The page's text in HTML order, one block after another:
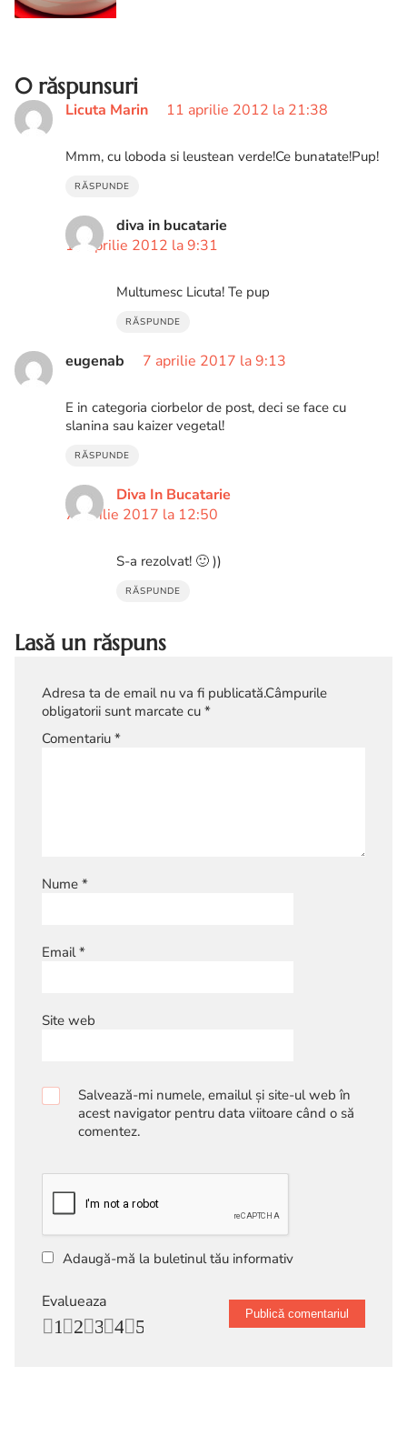
0 răspunsuri
Licuta Marin 11 aprilie 2012 la 21:38
Mmm, cu loboda si leustean verde!Ce bunatate!Pup!
RĂSPUNDE
diva in bucatarie
12 aprilie 2012 la 9:31
Multumesc Licuta! Te pup
RĂSPUNDE
eugenab 7 aprilie 2017 la 9:13
E in categoria ciorbelor de post, deci se face cu
slanina sau kaizer vegetal!
RĂSPUNDE
Diva In Bucatarie
7 aprilie 2017 la 12:50
S-a rezolvat! 🙂 ))
RĂSPUNDE
Lasă un răspuns
Adresa ta de email nu va fi publicată.Câmpurile
obligatorii sunt marcate cu *
Comentariu *
Nume *
Email*
Site web
Salvează-mi numele, emailul și site-ul web în
acest navigator pentru data viitoare când o să
comentez.
Adaugă-mă la buletinul tău informativ
Evalueaza
5
4
3
2
1